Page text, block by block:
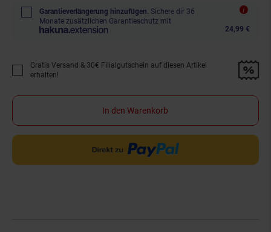
Garantieverlängerung hinzufügen. Sichere dir 36
Monate zusätzlichen Garantieschutz mit
24,99 €
Promotion "Gratis Versand &amp; 30€ Filialgutschein auf diesen Artikel
Gratis Versand & 30€ Filialgutschein auf diesen Artikel
erhalten!
In den Warenkorb